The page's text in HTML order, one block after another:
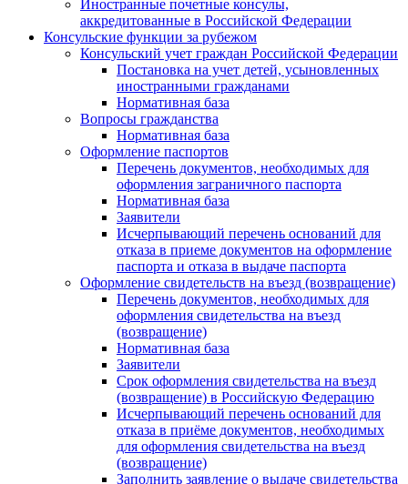
Иностранные почетные консулы,
аккредитованные в Российской Федерации
Консульские функции за рубежом
Консульский учет граждан Российской Федерации
Постановка на учет детей, усыновленных
иностранными гражданами
Нормативная база
Вопросы гражданства
Нормативная база
Оформление паспортов
Перечень документов, необходимых для
оформления заграничного паспорта
Нормативная база
Заявители
Исчерпывающий перечень оснований для
отказа в приеме документов на оформление
паспорта и отказа в выдаче паспорта
Оформление свидетельств на въезд (возвращение)
Перечень документов, необходимых для
оформления свидетельства на въезд
(возвращение)
Нормативная база
Заявители
Срок оформления свидетельства на въезд
(возвращение) в Российскую Федерацию
Исчерпывающий перечень оснований для
отказа в приёме документов, необходимых
для оформления свидетельства на въезд
(возвращение)
Заполнить заявление о выдаче свидетельства